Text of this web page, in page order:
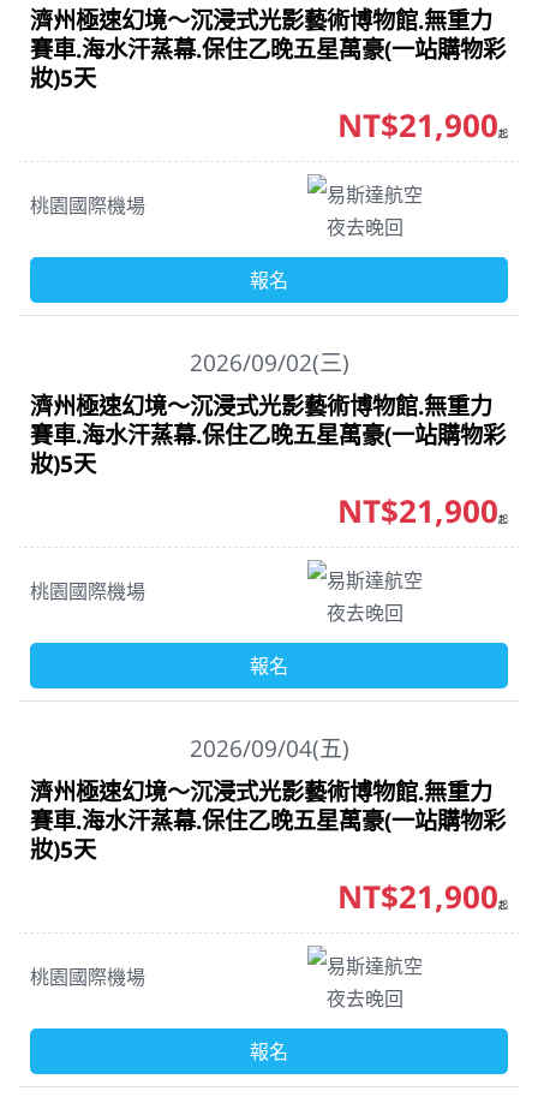
濟州極速幻境～沉浸式光影藝術博物館.無重力
賽車.海水汗蒸幕.保住乙晚五星萬豪(一站購物彩
妝)5天
桃園國際機場
易斯達航空
夜去晚回
NT$21,900起
報名
2026/09/02(三)
濟州極速幻境～沉浸式光影藝術博物館.無重力
賽車.海水汗蒸幕.保住乙晚五星萬豪(一站購物彩
妝)5天
桃園國際機場
易斯達航空
夜去晚回
NT$21,900起
報名
2026/09/04(五)
濟州極速幻境～沉浸式光影藝術博物館.無重力
賽車.海水汗蒸幕.保住乙晚五星萬豪(一站購物彩
妝)5天
桃園國際機場
易斯達航空
夜去晚回
NT$21,900起
報名